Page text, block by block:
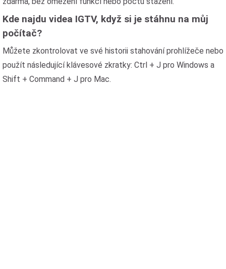
Kde najdu videa IGTV, když si je stáhnu na můj
počítač?
Můžete zkontrolovat ve své historii stahování prohlížeče nebo
použít následující klávesové zkratky: Ctrl + J pro Windows a
Shift + Command + J pro Mac.